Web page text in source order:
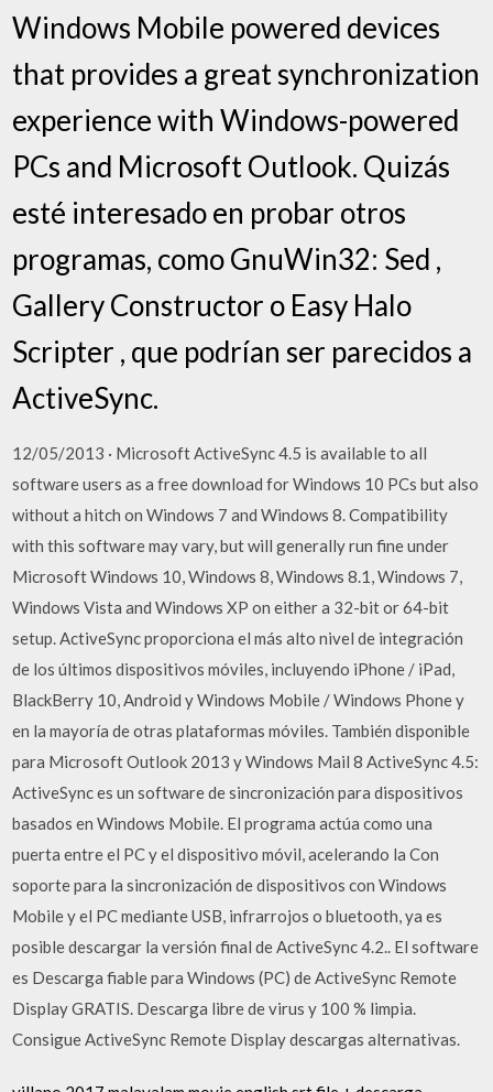
Windows Mobile powered devices
that provides a great synchronization
experience with Windows-powered
PCs and Microsoft Outlook. Quizás
esté interesado en probar otros
programas, como GnuWin32: Sed ,
Gallery Constructor o Easy Halo
Scripter , que podrían ser parecidos a
ActiveSync.
12/05/2013 · Microsoft ActiveSync 4.5 is available to all
software users as a free download for Windows 10 PCs but also
without a hitch on Windows 7 and Windows 8. Compatibility
with this software may vary, but will generally run fine under
Microsoft Windows 10, Windows 8, Windows 8.1, Windows 7,
Windows Vista and Windows XP on either a 32-bit or 64-bit
setup. ActiveSync proporciona el más alto nivel de integración
de los últimos dispositivos móviles, incluyendo iPhone / iPad,
BlackBerry 10, Android y Windows Mobile / Windows Phone y
en la mayoría de otras plataformas móviles. También disponible
para Microsoft Outlook 2013 y Windows Mail 8 ActiveSync 4.5:
ActiveSync es un software de sincronización para dispositivos
basados en Windows Mobile. El programa actúa como una
puerta entre el PC y el dispositivo móvil, acelerando la Con
soporte para la sincronización de dispositivos con Windows
Mobile y el PC mediante USB, infrarrojos o bluetooth, ya es
posible descargar la versión final de ActiveSync 4.2.. El software
es Descarga fiable para Windows (PC) de ActiveSync Remote
Display GRATIS. Descarga libre de virus y 100 % limpia.
Consigue ActiveSync Remote Display descargas alternativas.